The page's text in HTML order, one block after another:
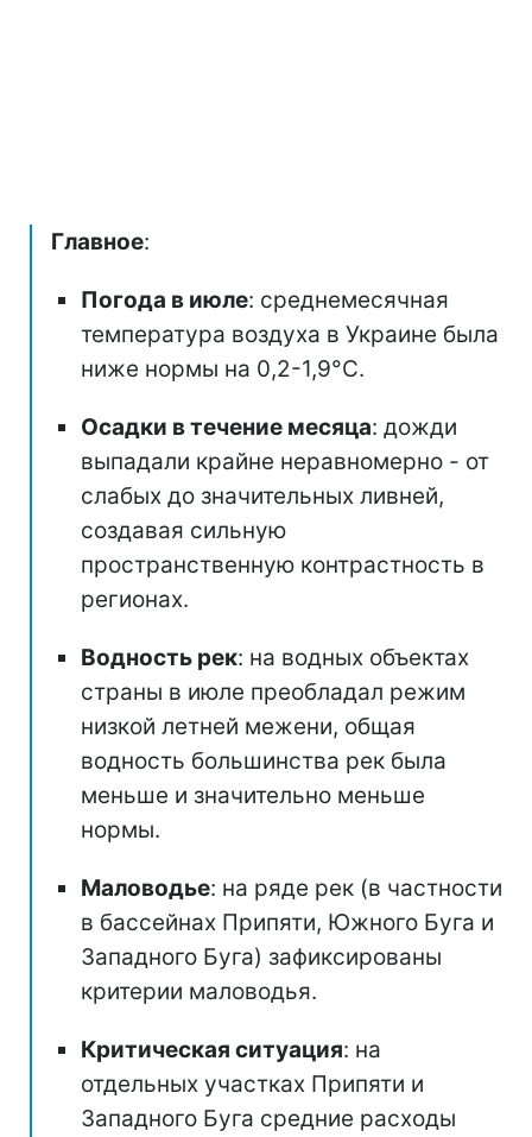
Главное:
Погода в июле: среднемесячная
температура воздуха в Украине была
ниже нормы на 0,2-1,9°C.
Осадки в течение месяца: дожди
выпадали крайне неравномерно - от
слабых до значительных ливней,
создавая сильную
пространственную контрастность в
регионах.
Водность рек: на водных объектах
страны в июле преобладал режим
низкой летней межени, общая
водность большинства рек была
меньше и значительно меньше
нормы.
Маловодье: на ряде рек (в частности
в бассейнах Припяти, Южного Буга и
Западного Буга) зафиксированы
критерии маловодья.
Критическая ситуация: на
отдельных участках Припяти и
Западного Буга средние расходы